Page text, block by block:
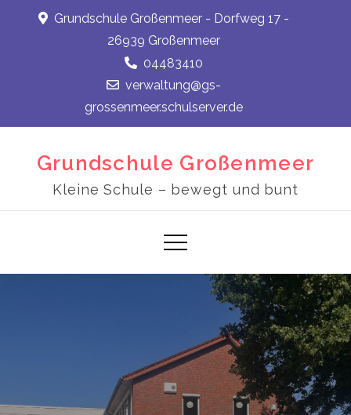
Grundschule Großenmeer - Dorfweg 17 -
26939 Großenmeer
04483410
verwaltung@gs-
grossenmeer.schulserver.de
Grundschule Großenmeer
Kleine Schule – bewegt und bunt